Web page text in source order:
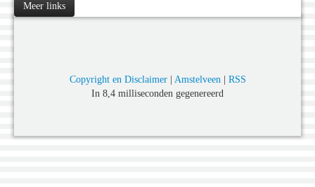
Meer links
Copyright en Disclaimer| Amstelveen| RSS
In 8,4 milliseconden gegenereerd